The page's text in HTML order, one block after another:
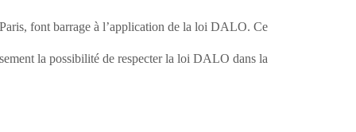
font barrage à l’application de la loi DALO. Ce
la possibilité de respecter la loi DALO dans la